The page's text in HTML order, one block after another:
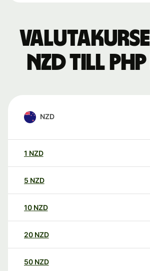
NZD till
NZD
1 NZD
5 NZD
10 NZD
20 NZD
50 NZD